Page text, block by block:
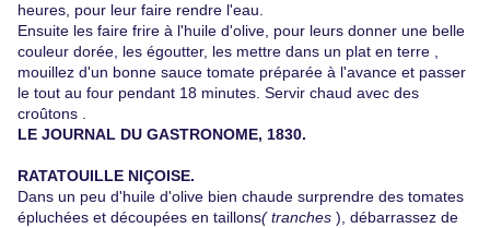
heures, pour leur faire rendre l'eau.
Ensuite les faire frire à l'huile d'olive, pour leurs donner une belle
couleur dorée, les égoutter, les mettre dans un plat en terre ,
mouillez d'un bonne sauce tomate préparée à l'avance et passer
le tout au four pendant 18 minutes. Servir chaud avec des
croûtons .
LE JOURNAL DU GASTRONOME, 1830.
RATATOUILLE NIÇOISE.
Dans un peu d'huile d'olive bien chaude surprendre des tomates
épluchées et découpées en taillons( tranches ), débarrassez de